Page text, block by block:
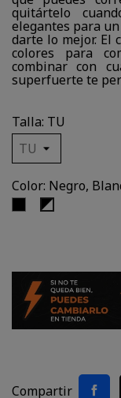
quitártelo
elegantes para
darte lo mejor. El
colores para
combinar con
superfuerte te
Talla: TU
Color: Negro,
NegroNegro,
Compartir